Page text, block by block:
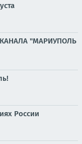
"МАРИУПОЛЬ
России